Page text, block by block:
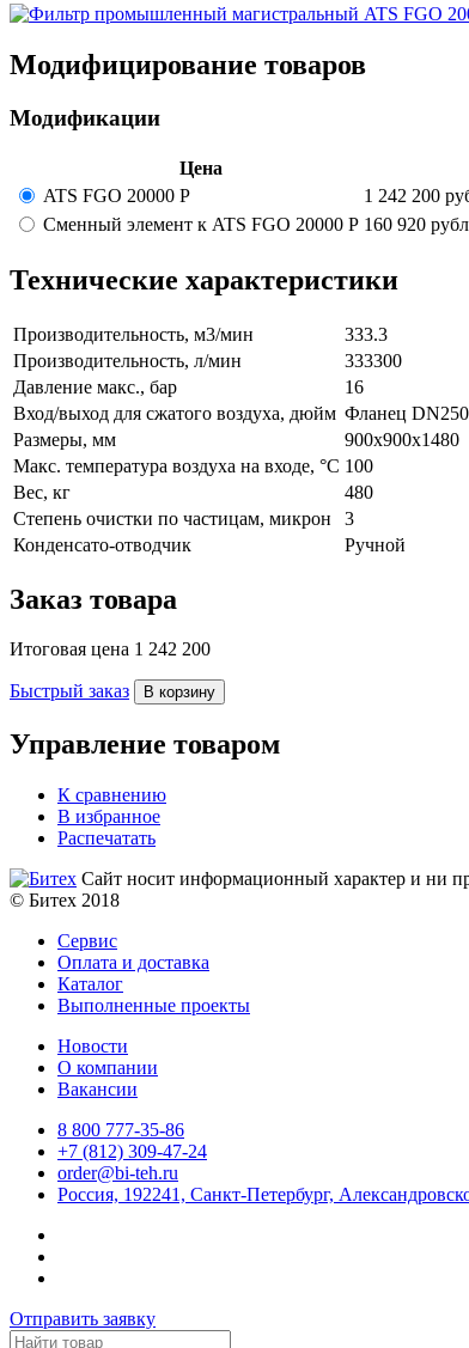
Модифицирование товаров
Модификации
Цена
ATS FGO 20000 P
1 242 200
Сменный элемент к ATS FGO 20000 P 160 920
Технические характеристики
Производительность, м3/мин
333.3
Производительность, л/мин
333300
Давление макс., бар
16
Вход/выход для сжатого воздуха, дюйм Фланец DN250
Размеры, мм
900x900х1480
Макс. температура воздуха на входе, °C 100
Вес, кг
480
Степень очистки по частицам, микрон
3
Конденсато-отводчик
Ручной
Заказ товара
Итоговая цена 1 242 200
Быстрый заказ В корзину
Управление товаром
К сравнению
В избранное
Распечатать
Сайт носит информационный характер и ни
© Битех 2018
Сервис
Оплата и доставка
Каталог
Выполненные проекты
Новости
О компании
Вакансии
8 800 777-35-86
+7 (812) 309-47-24
order@bi-teh.ru
Россия, 192241, Санкт-Петербург,
Отправить заявку